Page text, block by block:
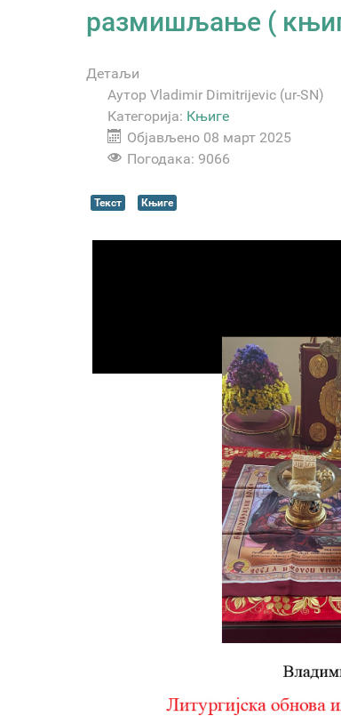
размишљање (
Детаљи
Аутор Vladimir Dimitrijevic (ur-SN)
Категорија: Књиге
Објављено 08 март 2025
Погодака: 9066
Текст Књиге